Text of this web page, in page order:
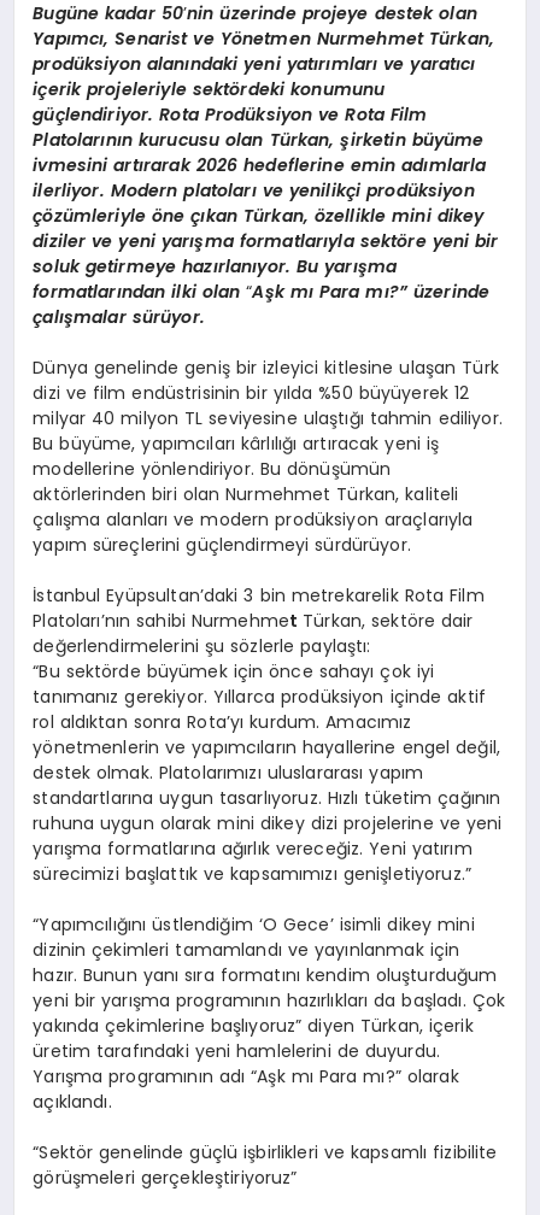
Bugüne kadar 50’nin üzerinde projeye destek olan
Yapımcı, Senarist ve Yönetmen Nurmehmet Türkan,
prodüksiyon alanındaki yeni yatırımları ve yaratıcı
içerik projeleriyle sektördeki konumunu
güçlendiriyor. Rota Prodüksiyon ve Rota Film
Platolarının kurucusu olan Türkan,şirketin büyüme
ivmesini artırarak 2026 hedeflerine emin adımlarla
ilerliyor. Modern platoları ve yenilikçi prodüksiyon
çözümleriyle öne çıkan Türkan, özellikle mini dikey
diziler ve yeni yarışma formatlarıyla sektöre yeni bir
soluk getirmeye hazırlanıyor. Bu yarışma
formatlarından ilki olan“Aşk mı Para mı?” üzerinde
çalışmalar sürüyor.
Dünya genelinde geniş bir izleyici kitlesine ulaşan Türk
dizi ve film endüstrisinin bir yılda %50 büyüyerek 12
milyar 40 milyon TL seviyesine ulaştığı tahmin ediliyor.
Bu büyüme, yapımcıları kârlılığı artıracak yeni iş
modellerine yönlendiriyor. Bu dönüşümün
aktörlerinden biri olan Nurmehmet Türkan, kaliteli
çalışma alanları ve modern prodüksiyon araçlarıyla
yapım süreçlerini güçlendirmeyi sürdürüyor.
İstanbul Eyüpsultan’daki 3 bin metrekarelik Rota Film
Platoları’nın sahibi Nurmehmet Türkan, sektöre dair
değerlendirmelerini şu sözlerle paylaştı:
“Bu sektörde büyümek için önce sahayı çok iyi
tanımanız gerekiyor. Yıllarca prodüksiyon içinde aktif
rol aldıktan sonra Rota’yı kurdum. Amacımız
yönetmenlerin ve yapımcıların hayallerine engel değil,
destek olmak. Platolarımızı uluslararası yapım
standartlarına uygun tasarlıyoruz. Hızlı tüketim çağının
ruhuna uygun olarak mini dikey dizi projelerine ve yeni
yarışma formatlarına ağırlık vereceğiz. Yeni yatırım
sürecimizi başlattık ve kapsamımızı genişletiyoruz.”
“Yapımcılığını üstlendiğim ‘O Gece’ isimli dikey mini
dizinin çekimleri tamamlandı ve yayınlanmak için
hazır. Bunun yanı sıra formatını kendim oluşturduğum
yeni bir yarışma programının hazırlıkları da başladı. Çok
yakında çekimlerine başlıyoruz” diyen Türkan, içerik
üretim tarafındaki yeni hamlelerini de duyurdu.
Yarışma programının adı “Aşk mı Para mı?” olarak
açıklandı.
“Sektör genelinde güçlü işbirlikleri ve kapsamlı fizibilite
görüşmeleri gerçekleştiriyoruz”